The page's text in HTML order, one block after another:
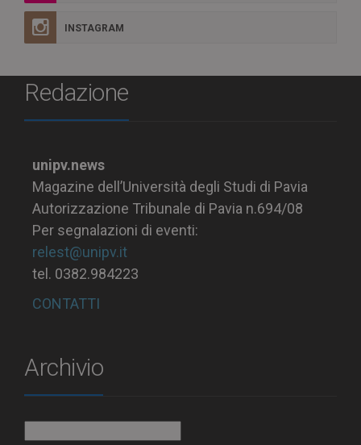
INSTAGRAM
Redazione
unipv.news
Magazine dell’Università degli Studi di Pavia
Autorizzazione Tribunale di Pavia n.694/08
Per segnalazioni di eventi:
relest@unipv.it
tel. 0382.984223
CONTATTI
Archivio